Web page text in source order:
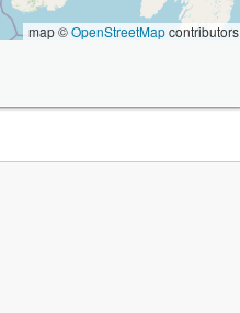
map ©OpenStreetMapcontributors